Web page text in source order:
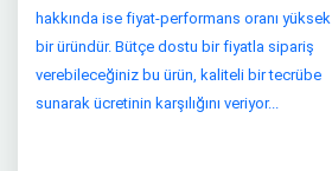
hakkında ise fiyat-performans oranı yüksek
bir üründür. Bütçe dostu bir fiyatla sipariş
verebileceğiniz bu ürün, kaliteli bir tecrübe
sunarak ücretinin karşılığını veriyor...